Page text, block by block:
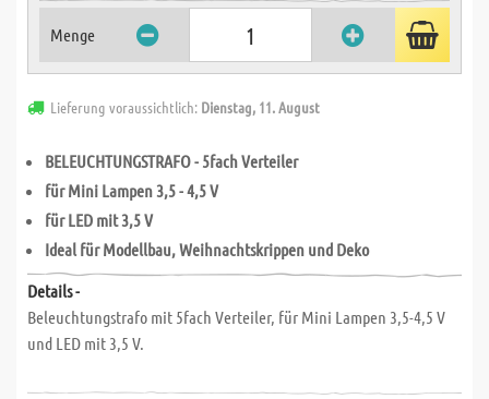
Menge
Lieferung voraussichtlich: Dienstag, 11. August
BELEUCHTUNGSTRAFO - 5fach Verteiler
für Mini Lampen 3,5 - 4,5 V
für LED mit 3,5 V
Ideal für Modellbau, Weihnachtskrippen und Deko
Details -
Beleuchtungstrafo mit 5fach Verteiler, für Mini Lampen 3,5-4,5 V
und LED mit 3,5 V.